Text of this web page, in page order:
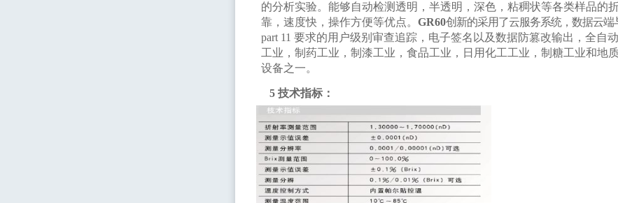
的分析实验。能够自动检测透明，半透明，深色，粘稠状等各类样品的
靠，速度快，操作方便等优点。 GR60创新的采用了云服务系统，数据云
part 11 要求的用户级别审查追踪，电子签名以及数据防篡改输出，全自
工业，制药工业，制漆工业，食品工业，日用化工工业，制糖工业和地
设备之一。
5 技术指标：